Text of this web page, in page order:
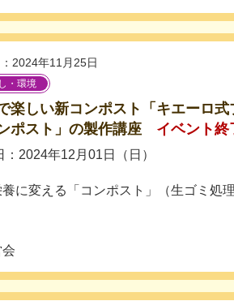
2024年11月25日
・環境
楽しい新コンポスト「キエーロ式
ポスト」の製作講座
イベント終
：2024年12月01日（日）
に変える「コンポスト」（生ゴミ処